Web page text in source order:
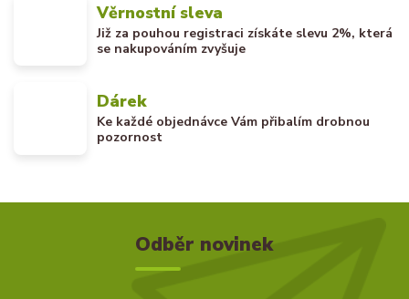
Věrnostní sleva
Již za pouhou registraci získáte slevu 2%, která
se nakupováním zvyšuje
Dárek
Ke každé objednávce Vám přibalím drobnou
pozornost
Odběr novinek